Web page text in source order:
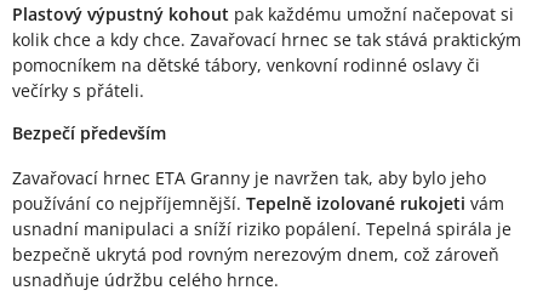
Plastový výpustný kohout pak každému umožní načepovat si
kolik chce a kdy chce. Zavařovací hrnec se tak stává praktickým
pomocníkem na dětské tábory, venkovní rodinné oslavy či
večírky s přáteli.
Bezpečí především
Zavařovací hrnec ETA Granny je navržen tak, aby bylo jeho
používání co nejpříjemnější. Tepelně izolované rukojeti vám
usnadní manipulaci a sníží riziko popálení. Tepelná spirála je
bezpečně ukrytá pod rovným nerezovým dnem, což zároveň
usnadňuje údržbu celého hrnce.